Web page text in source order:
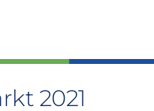
2021